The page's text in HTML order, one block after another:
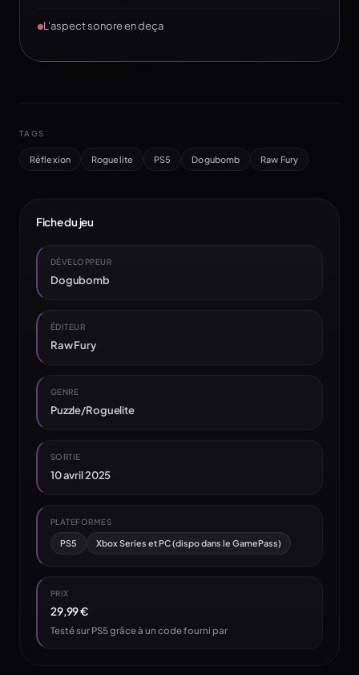
L'aspect sonore en deça
TAGS
Réflexion Roguelite PS5 Dogubomb Raw Fury
Fiche du jeu
DÉVELOPPEUR
Dogubomb
ÉDITEUR
Raw Fury
GENRE
Puzzle/Roguelite
SORTIE
10 avril 2025
PLATEFORMES
PS5 Xbox Series et PC (dispo dans le GamePass)
PRIX
29,99 €
Testé sur PS5 grâce à un code fourni par